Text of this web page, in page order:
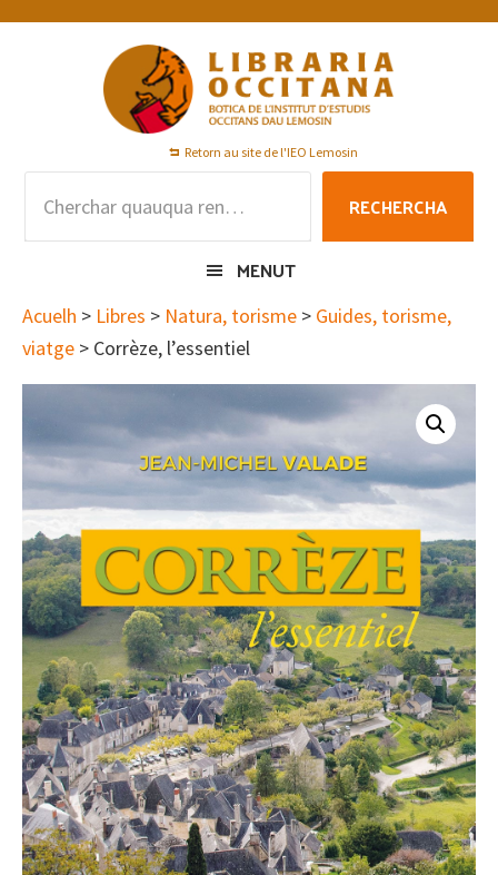
Skip
Skip
Skip
Retorn au site de l'IEO Lemosin
RECHERCHA
MENUT
Acuelh > Libres > Natura, torisme > Guides, torisme,
viatge > Corrèze, l’essentiel